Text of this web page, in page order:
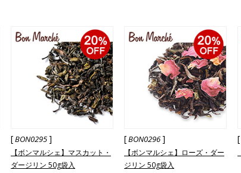
[BON0295]
【ボンマルシェ】マスカット・
ダージリン 50g袋入
[BON0296]
【ボンマルシェ】ローズ・ダー
ジリン 50g袋入
[